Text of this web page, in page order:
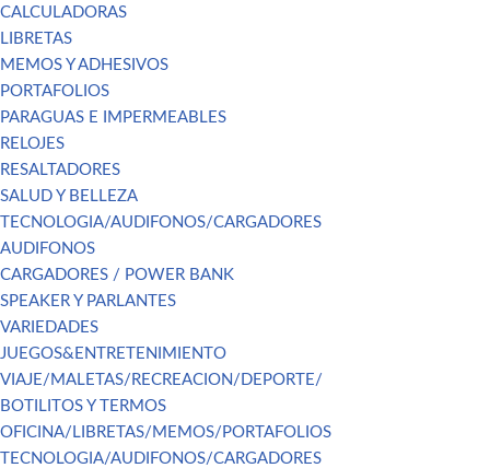
CALCULADORAS
LIBRETAS
MEMOS Y ADHESIVOS
PORTAFOLIOS
PARAGUAS E IMPERMEABLES
RELOJES
RESALTADORES
SALUD Y BELLEZA
TECNOLOGIA/AUDIFONOS/CARGADORES
AUDIFONOS
CARGADORES / POWER BANK
SPEAKER Y PARLANTES
VARIEDADES
JUEGOS&ENTRETENIMIENTO
VIAJE/MALETAS/RECREACION/DEPORTE/
BOTILITOS Y TERMOS
OFICINA/LIBRETAS/MEMOS/PORTAFOLIOS
TECNOLOGIA/AUDIFONOS/CARGADORES